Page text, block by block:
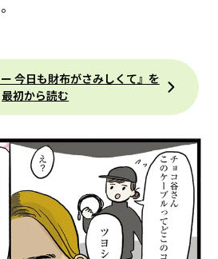
今日も財布がさみしくて』を
最初から読む